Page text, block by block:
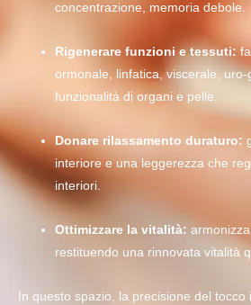
concentrazione, memoria debole.
Rigenerare funzioni e tessuti:
ormonale, linfatica, viscerale,
funzionalità di organi e pelle.
Donare rilassamento duraturo:
interiore e una leggerezza che
interiori.
Ottimizzare la vitalità:
restituendo una rinnovata vitalità
In questo spazio, la precisione del tocco